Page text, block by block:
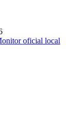
oficial local